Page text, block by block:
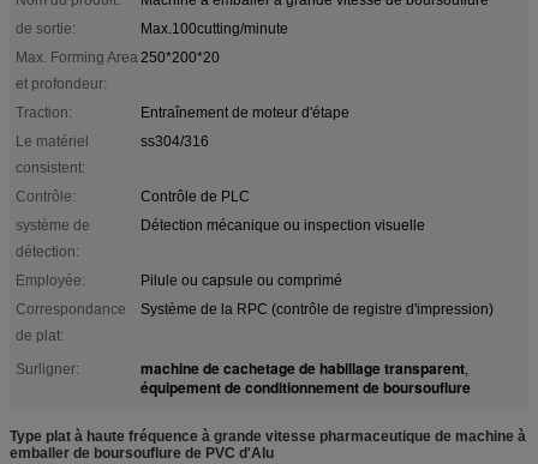
de sortie:
Max.100cutting/minute
Max. Forming Area
et profondeur:
250*200*20
Traction:
Entraînement de moteur d'étape
Le matériel
consistent:
ss304/316
Contrôle:
Contrôle de PLC
système de
détection:
Détection mécanique ou inspection visuelle
Employée:
Pilule ou capsule ou comprimé
Correspondance
de plat:
Système de la RPC (contrôle de registre d'impression)
Surligner: machine de cachetage de habillage transparent,
équipement de conditionnement de boursouflure
Type plat à haute fréquence à grande vitesse pharmaceutique de machine à
emballer de boursouflure de PVC d'Alu